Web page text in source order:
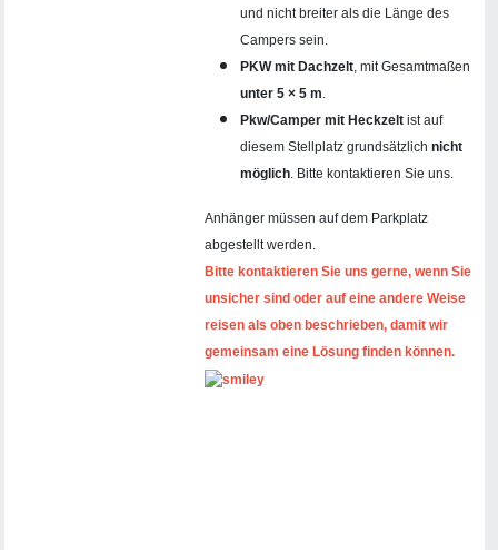
und nicht breiter als die Länge des
Campers sein.
PKW mit Dachzelt, mit Gesamtmaßen
unter 5 × 5 m.
Pkw/Camper mit Heckzelt ist auf
diesem Stellplatz grundsätzlich nicht
möglich. Bitte kontaktieren Sie uns.
Anhänger müssen auf dem Parkplatz
abgestellt werden.
Bitte kontaktieren Sie uns gerne, wenn Sie
unsicher sind oder auf eine andere Weise
reisen als oben beschrieben, damit wir
gemeinsam eine Lösung finden können.